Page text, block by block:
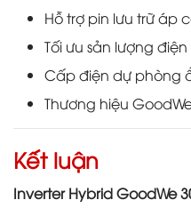
Hỗ trợ pin lưu trữ áp
Tối ưu sản lượng điện
Cấp điện dự phòng
Thương hiệu
Kết luận
Inverter Hybrid GoodWe